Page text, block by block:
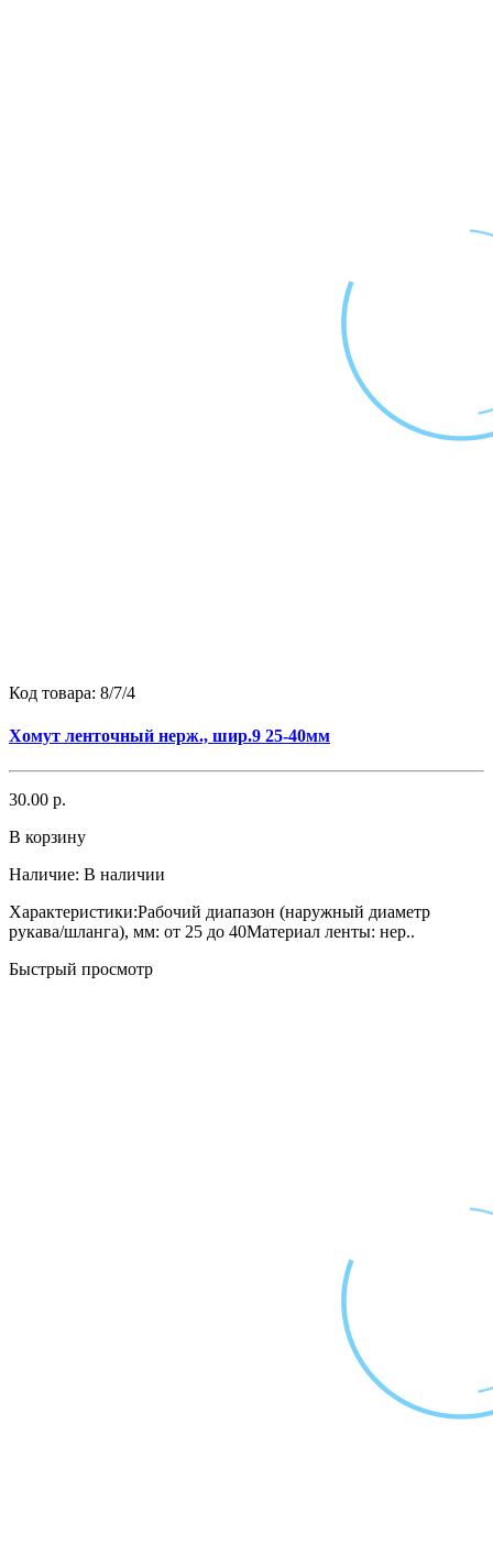
Код товара: 8/7/4
Хомут ленточный нерж., шир.9 25-40мм
30.00 р.
В корзину
Наличие: В наличии
Характеристики:Рабочий диапазон (наружный диаметр
рукава/шланга), мм: от 25 до 40Материал ленты: нер..
Быстрый просмотр